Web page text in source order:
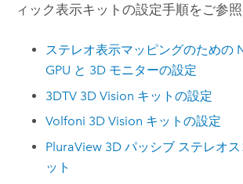
ィック表示キットの設定手順をご参照
ステレオ表示マッピングのための
GPU と 3D モニターの設定
3DTV 3D Vision キットの設定
Volfoni 3D Vision キットの設定
PluraView 3D パッシブ ステレオ
ット